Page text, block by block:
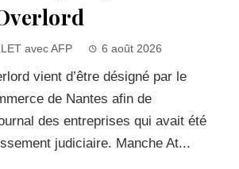
avec AFP 6 août 2026
vient d’être désigné par le
de Nantes afin de
des entreprises qui avait été
judiciaire. Manche At...